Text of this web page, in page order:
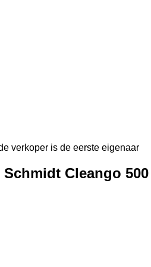
verkoper is de eerste eigenaar
Cleango